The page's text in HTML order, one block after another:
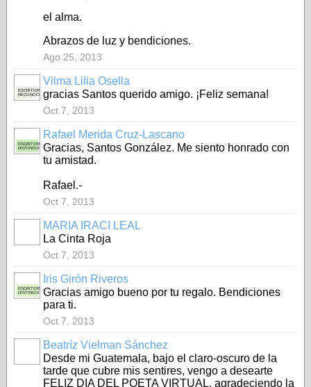
el alma.
Abrazos de luz y bendiciones.
Ago 25, 2013
ESCRITORA
RECONOCIDA
Vilma Lilia Osella
gracias Santos querido amigo. ¡Feliz semana!
Oct 7, 2013
ESCRITOR
DISTINGUIDO
Rafael Merida Cruz-Lascano
Gracias, Santos González. Me siento honrado con
tu amistad.
Rafael.-
Oct 7, 2013
MARIA IRACI LEAL
La Cinta Roja
Oct 7, 2013
ESCRITORA
DISTINGUIDA
Iris Girón Riveros
Gracias amigo bueno por tu regalo. Bendiciones
para ti.
Oct 7, 2013
Beatríz Vielman Sánchez
Desde mi Guatemala, bajo el claro-oscuro de la
tarde que cubre mis sentires, vengo a desearte
FELIZ DIA DEL POETA VIRTUAL, agradeciendo la